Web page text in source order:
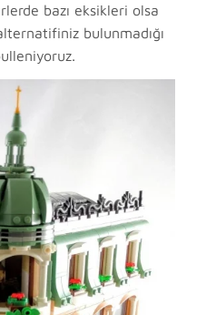
bazı eksikleri olsa
bulunmadığı